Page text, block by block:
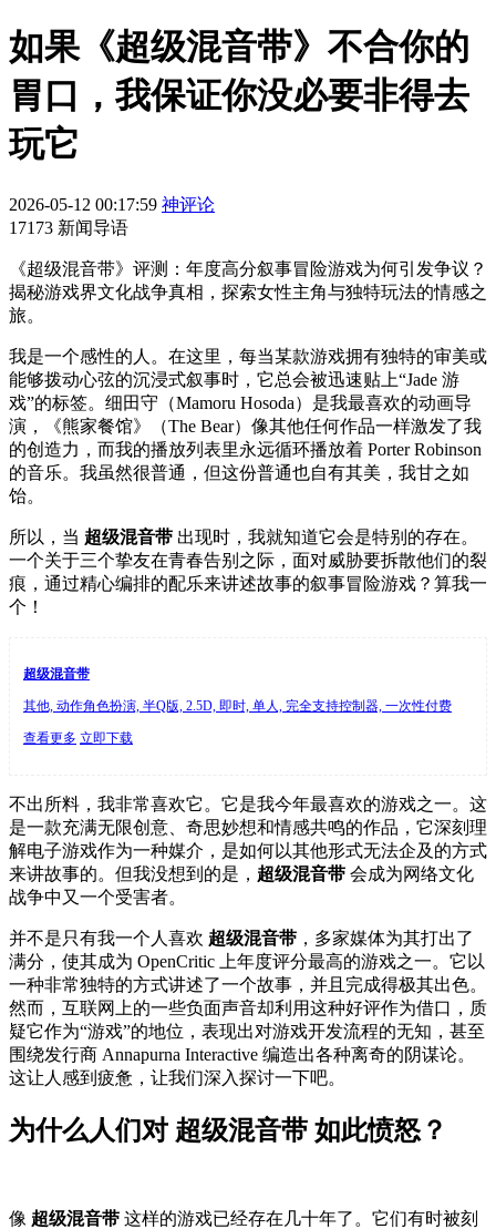
如果《超级混音带》不合你的
胃口，我保证你没必要非得去
玩它
2026-05-12 00:17:59 神评论
17173 新闻导语
《超级混音带》评测：年度高分叙事冒险游戏为何引发争议？
揭秘游戏界文化战争真相，探索女性主角与独特玩法的情感之
旅。
我是一个感性的人。在这里，每当某款游戏拥有独特的审美或
能够拨动心弦的沉浸式叙事时，它总会被迅速贴上“Jade 游
戏”的标签。细田守（Mamoru Hosoda）是我最喜欢的动画导
演，《熊家餐馆》（The Bear）像其他任何作品一样激发了我
的创造力，而我的播放列表里永远循环播放着 Porter Robinson
的音乐。我虽然很普通，但这份普通也自有其美，我甘之如
饴。
所以，当 超级混音带 出现时，我就知道它会是特别的存在。
一个关于三个挚友在青春告别之际，面对威胁要拆散他们的裂
痕，通过精心编排的配乐来讲述故事的叙事冒险游戏？算我一
个！
超级混音带
其他, 动作角色扮演, 半Q版, 2.5D, 即时, 单人, 完全支持控制器, 一次性付费
查看更多 立即下载
不出所料，我非常喜欢它。它是我今年最喜欢的游戏之一。这
是一款充满无限创意、奇思妙想和情感共鸣的作品，它深刻理
解电子游戏作为一种媒介，是如何以其他形式无法企及的方式
来讲故事的。但我没想到的是， 超级混音带 会成为网络文化
战争中又一个受害者。
并不是只有我一个人喜欢 超级混音带 ，多家媒体为其打出了
满分，使其成为 OpenCritic 上年度评分最高的游戏之一。它以
一种非常独特的方式讲述了一个故事，并且完成得极其出色。
然而，互联网上的一些负面声音却利用这种好评作为借口，质
疑它作为“游戏”的地位，表现出对游戏开发流程的无知，甚至
围绕发行商 Annapurna Interactive 编造出各种离奇的阴谋论。
这让人感到疲惫，让我们深入探讨一下吧。
为什么人们对 超级混音带 如此愤怒？
像 超级混音带 这样的游戏已经存在几十年了。它们有时被刻